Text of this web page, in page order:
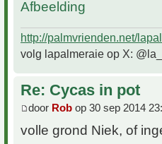
http://palmvrienden.net/
volg lapalmeraie op X:
Re: Cycas in pot
door Rob op 30 sep 2014
volle grond Niek, of